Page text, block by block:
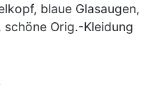
blaue Glasaugen,
schöne Orig.-Kleidung